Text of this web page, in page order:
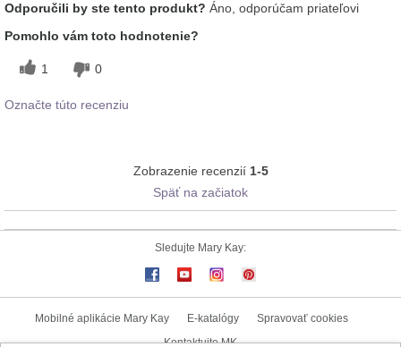
značkami dekoratívnej kozmetiky, ktoré ste
vyskúšali?
Odporučili by ste tento produkt? Áno, odporúčam priateľovi
Pomohlo vám toto hodnotenie?
1 0
Označte túto recenziu
Zobrazenie recenzií 1-5
Späť na začiatok
Sledujte Mary Kay:
Mobilné aplikácie Mary Kay E-katalógy
Spravovať cookies
Kontaktujte MK